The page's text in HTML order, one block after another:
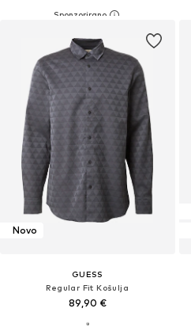
Novo
GUESS
Regular Fit Košulja
89,90 €